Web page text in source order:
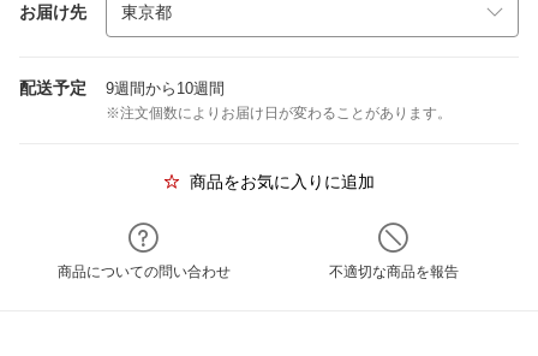
お届け先
配送予定 9週間から10週間
※注文個数によりお届け日が変わることがあります。
商品をお気に入りに追加
商品についての問い合わせ 不適切な商品を報告